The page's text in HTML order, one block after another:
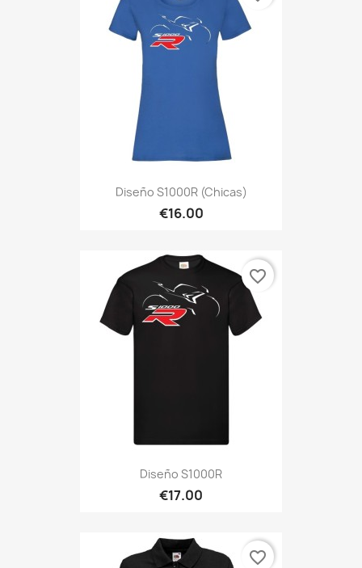
Diseño S1000R (Chicas)
€16.00
Diseño S1000R
€17.00
favorite_border
favorite_border